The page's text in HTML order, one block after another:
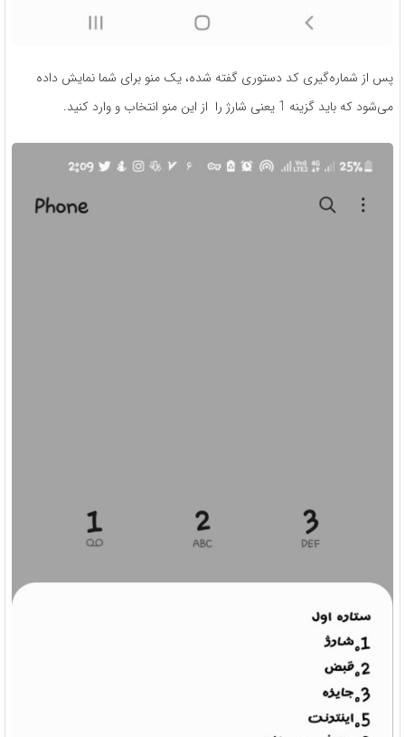
پس از شماره‌گیری کد دستوری گفته شده، یک منو برای شما نمایش داده
می‌شود که باید گزینه 1 یعنی شارژ را از این منو انتخاب و وارد کنید.